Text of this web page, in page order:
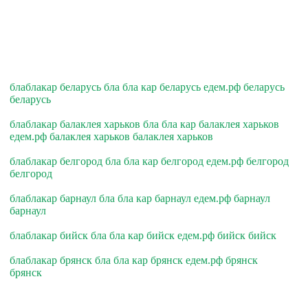
блаблакар беларусь бла бла кар беларусь едем.рф беларусь
беларусь
блаблакар балаклея харьков бла бла кар балаклея харьков
едем.рф балаклея харьков балаклея харьков
блаблакар белгород бла бла кар белгород едем.рф белгород
белгород
блаблакар барнаул бла бла кар барнаул едем.рф барнаул
барнаул
блаблакар бийск бла бла кар бийск едем.рф бийск бийск
блаблакар брянск бла бла кар брянск едем.рф брянск
брянск